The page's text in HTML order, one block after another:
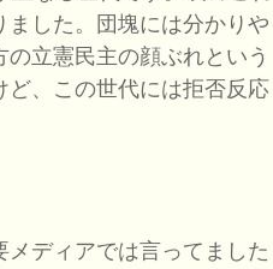
ました。団塊には分かりや
立憲民主の顔ぶれという
、この世代には拒否反応
ディアでは言ってました